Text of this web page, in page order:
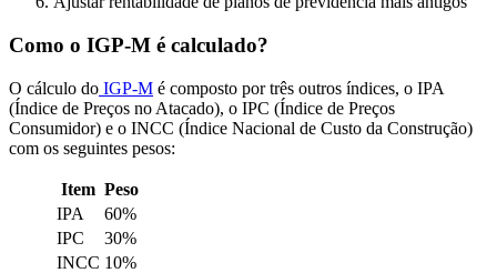
Como o IGP-M é calculado?
O cálculo do IGP-M é composto por três outros índices, o IPA
(Índice de Preços no Atacado), o IPC (Índice de Preços
Consumidor) e o INCC (Índice Nacional de Custo da Construção)
com os seguintes pesos:
Item Peso
IPA
60%
IPC
30%
INCC 10%